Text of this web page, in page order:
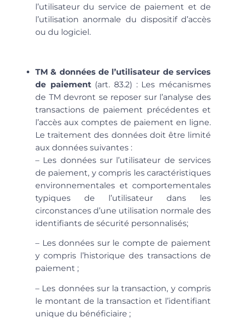
l’utilisateur du service de paiement et de
l’utilisation anormale du dispositif d’accès
ou du logiciel.
TM & données de l’utilisateur de services
de paiement(art. 83.2) : Les mécanismes
de TM devront se reposer sur l’analyse des
transactions de paiement précédentes et
l’accès aux comptes de paiement en ligne.
Le traitement des données doit être limité
aux données suivantes :
– Les données sur l’utilisateur de services
de paiement, y compris les caractéristiques
environnementales et comportementales
typiques de l’utilisateur dans les
circonstances d’une utilisation normale des
identifiants de sécurité personnalisés;
– Les données sur le compte de paiement
y compris l’historique des transactions de
paiement ;
– Les données sur la transaction, y compris
le montant de la transaction et l’identifiant
unique du bénéficiaire ;